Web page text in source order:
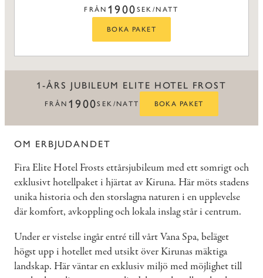
FRÅN 1900 SEK/NATT
BOKA PAKET
1-ÅRS JUBILEUM ELITE HOTEL FROST
FRÅN 1900SEK/NATT BOKA PAKET
OM ERBJUDANDET
Fira Elite Hotel Frosts ettårsjubileum med ett somrigt och
exklusivt hotellpaket i hjärtat av Kiruna. Här möts stadens
unika historia och den storslagna naturen i en upplevelse
där komfort, avkoppling och lokala inslag står i centrum.
Under er vistelse ingår entré till vårt Vana Spa, beläget
högst upp i hotellet med utsikt över Kirunas mäktiga
landskap. Här väntar en exklusiv miljö med möjlighet till